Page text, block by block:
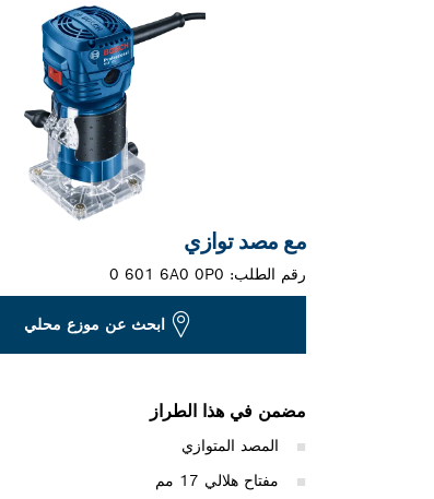
مع مصد توازي
رقم الطلب: 0 601 6A0 0P0
ابحث عن موزع محلي
مضمن في هذا الطراز
المصد المتوازي
مفتاح هلالي 17 مم